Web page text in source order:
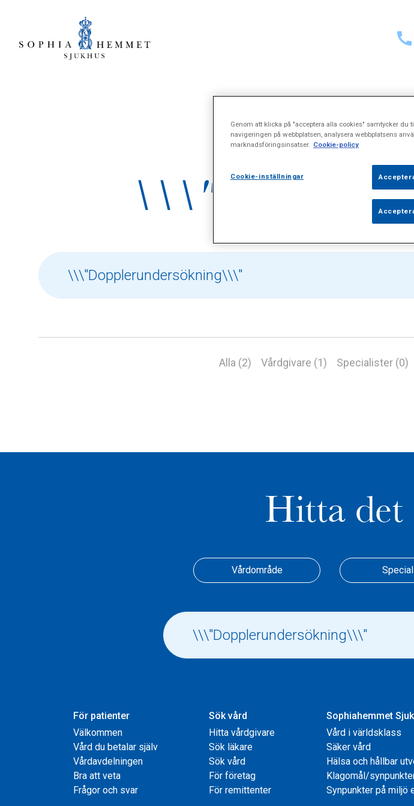
Alla (2) Vårdgivare (1) Specialister (0)
Hitta det
Vårdområde
För patienter
Välkommen
Vård du betalar själv
Vårdavdelningen
Bra att veta
Frågor och svar
Sök vård
Hitta vårdgivare
Sök läkare
Sök vård
För företag
För remittenter
Sophiahemmet
Vård i världsklass
Säker vård
Hälsa och hållbar
Klagomål/
Synpunkter på miljö
Genom att klicka på "acceptera alla cookies" samtycker
navigeringen på webbplatsen, analysera webbplatsens
marknadsföringsinsatser. Cookie-policy
Cookie-inställningar